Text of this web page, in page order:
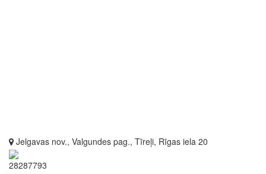
Jelgavas nov., Valgundes pag., Tīreļi, Rīgas iela 20
28287793